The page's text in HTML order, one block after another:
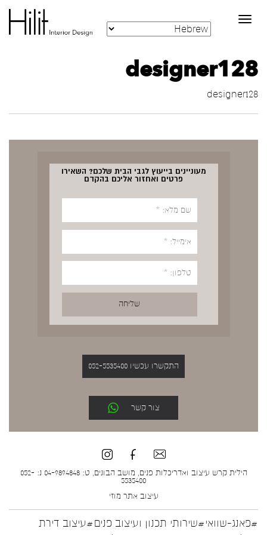
Toggle
navigation
designer128
designer128
מעוניינים בייעוץ לגבי הבית שלכם? השאירו
פרטים ואחזור אליכם בהקדם
התקשרו עכשיו 052-5535400
צור קשר
הילית קרש עיצוב ואדריכלות פנים, מושב הבונים, ט: 04-9894848 נ: 052-
5535400
עיצוב אתר מוזי
#פאנג-שוואי#שירותי תכנון ועיצוב פנים#עיצוב דירת